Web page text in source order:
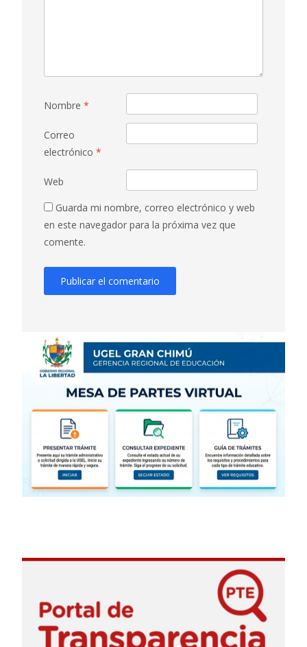
Nombre *
Correo
electrónico *
Web
Guarda mi nombre, correo electrónico y web
en este navegador para la próxima vez que
comente.